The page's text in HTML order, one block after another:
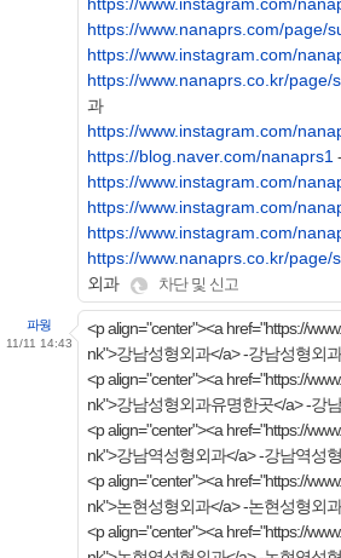
https://www.instagram.com/
https://www.nanaprs.com/page/
https://www.instagram.com/
https://www.nanaprs.co.kr/page/
과
https://www.instagram.com/
https://blog.naver.com/nanaprs1
https://www.instagram.com/
https://www.instagram.com/
https://www.instagram.com/
https://www.nanaprs.co.kr/page/
외과
차단 및 신고
파웡
11/11 14:43
<p align="center"><a href="https://
nk">강남성형외과</a> -강남성형외
<p align="center"><a href="https://
nk">강남성형외과유명한곳</a> -강
<p align="center"><a href="https://
nk">강남역성형외과</a> -강남역성
<p align="center"><a href="https://
nk">논현성형외과</a> -논현성형외
<p align="center"><a href="https://